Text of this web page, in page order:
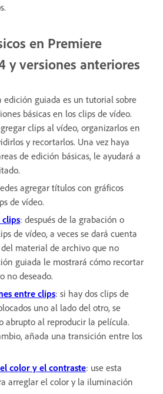
en Premiere
y versiones anteriores
edición guiada es un tutorial sobre
básicas en los clips de vídeo.
clips al vídeo, organizarlos en
y recortarlos. Una vez haya
de edición básicas, le ayudará a
agregar títulos con gráficos
de vídeo.
: después de la grabación o
de vídeo, a veces se dará cuenta
material de archivo que no
guiada le mostrará cómo recortar
no deseado.
entre clips: si hay dos clips de
uno al lado del otro, se
abrupto al reproducir la película.
añada una transición entre los
color y el contraste: use esta
arreglar el color y la iluminación